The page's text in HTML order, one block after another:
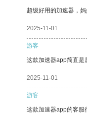
超级好用的加速器，
2025-11-01
游客
这款加速器app简直是
2025-11-01
游客
这款加速器app的客服